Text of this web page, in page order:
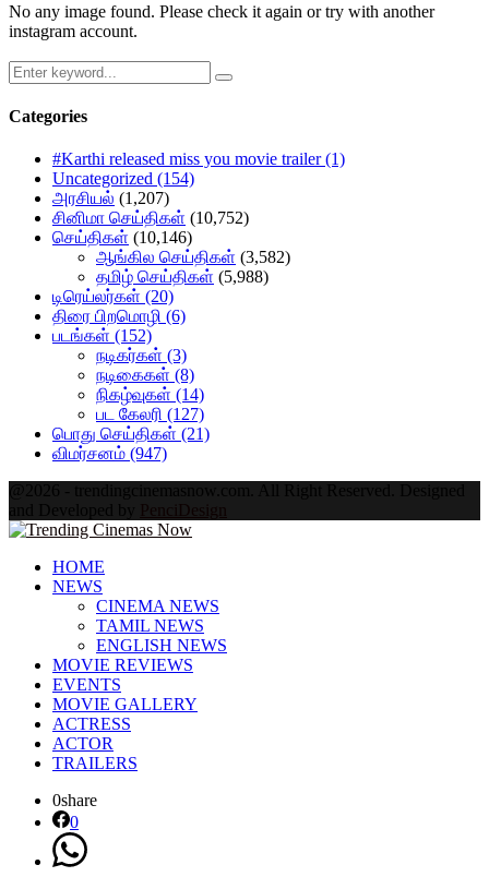
No any image found. Please check it again or try with another
instagram account.
Search
for:
Search
Categories
#Karthi released miss you movie trailer(1)
Uncategorized (154)
அரசியல் (1,207)
சினிமா செய்திகள் (10,752)
செய்திகள் (10,146)
ஆங்கில செய்திகள் (3,582)
தமிழ் செய்திகள் (5,988)
டிரெய்லர்கள் (20)
திரை பிறமொழி (6)
படங்கள் (152)
நடிகர்கள் (3)
நடிகைகள் (8)
நிகழ்வுகள் (14)
பட கேலரி (127)
பொது செய்திகள் (21)
விமர்சனம் (947)
@2026 - trendingcinemasnow.com. All Right Reserved. Designed
and Developed by PenciDesign
HOME
NEWS
CINEMA NEWS
TAMIL NEWS
ENGLISH NEWS
MOVIE REVIEWS
EVENTS
MOVIE GALLERY
ACTRESS
ACTOR
TRAILERS
0share
0